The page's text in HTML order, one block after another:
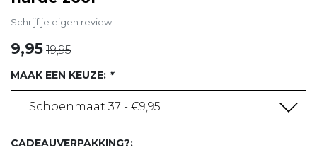
Schrijf je eigen review
9,95 19,95
MAAK EEN KEUZE: *
Schoenmaat 37 - €9,95
CADEAUVERPAKKING?: